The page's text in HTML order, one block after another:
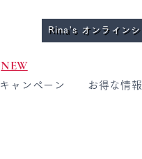
Rina's オンライン
NEW
キャンペーン お得な情報